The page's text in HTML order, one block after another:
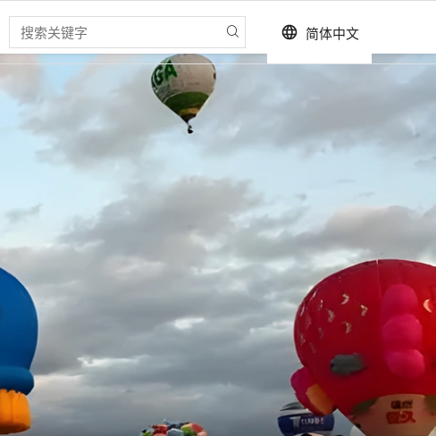
language 简体中文